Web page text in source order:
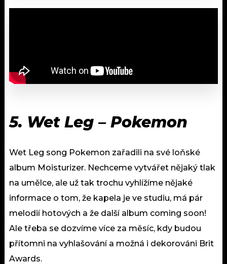
5. Wet Leg – Pokemon
Wet Leg song Pokemon zařadili na své loňské
album Moisturizer. Nechceme vytvářet nějaký tlak
na umělce, ale už tak trochu vyhlížíme nějaké
informace o tom, že kapela je ve studiu, má pár
melodií hotových a že další album coming soon!
Ale třeba se dozvíme více za měsíc, kdy budou
přítomni na vyhlašování a možná i dekorováni Brit
Awards.